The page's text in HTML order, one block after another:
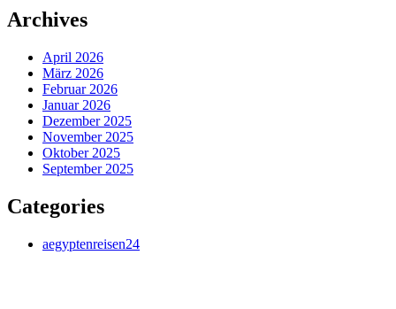
Archives
April 2026
März 2026
Februar 2026
Januar 2026
Dezember 2025
November 2025
Oktober 2025
September 2025
Categories
aegyptenreisen24